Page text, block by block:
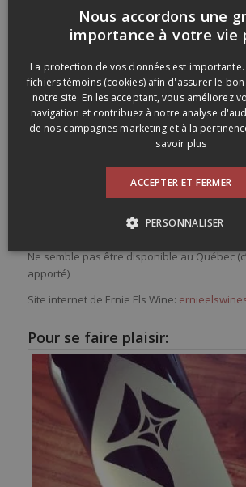
Ernie Els Big Easy Qestern Cape 2014
Ernie Els Big Easy Qestern Cape 2014
Couleur sombre et violacée. Arômes de
de goudron et de bois. Similaire en bouche,
donne le goût de se rendre sous le soleil (je
frette!). Assemblage de shiraz (61%),
(20%), mourvèdre (6%), Grenache (5%),
(4%) et fait 14,5%… parfait pour se «
Ne semble pas être disponible au Québec
apporté)
Site internet de Ernie Els Wine:
Pour se faire plaisir:
Nous accordons une
importance à votre vie
La protection de vos données est
fichiers témoins (cookies) afin d'assurer le
notre site. En les acceptant, vous améliorez
navigation et contribuez à notre analyse
de nos campagnes marketing et à la
savoir plus
ACCEPTER ET FERMER
PERSONNALISER